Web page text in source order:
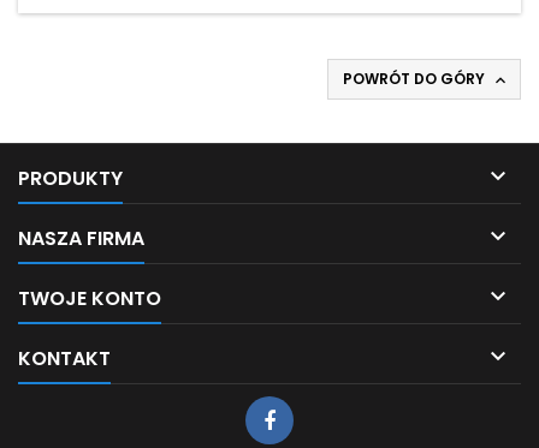
POWRÓT DO GÓRY 
PRODUKTY 
NASZA FIRMA 
TWOJE KONTO 
KONTAKT 